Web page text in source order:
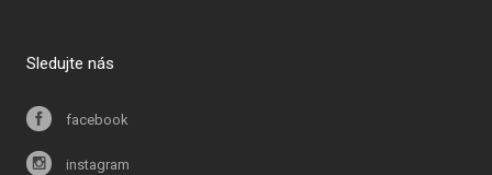
Sledujte nás
facebook
instagram